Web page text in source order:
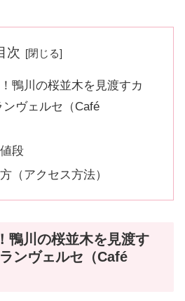
次
鴨川の桜並木を見渡すカ
ヴェルセ（Café
段
（アクセス方法）
鴨川の桜並木を見渡す
ンヴェルセ（Café